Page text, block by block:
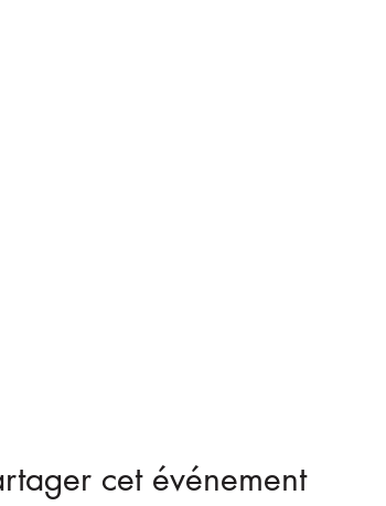
cet événement